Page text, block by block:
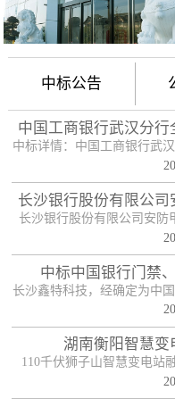
中标公告
中国工商银行武汉分
中标详情：中国工商银行武
目（项目编号：HBZTH-
定贵单位为本项目2包
长沙银行股份有限公
目
长沙银行股份有限公司安防
号：0646-204HNGL500）
的中标人。包一采购内容为
锁安全门；3、自助银行
钢）；5、钢化玻璃自动感应
行专用防盗
中标中国银行门禁
长沙鑫特科技，经确定为中
禁、指纹考勤、访客系
湖南衡阳智慧变
110千伏狮子山智慧变电站
术，是设备侧电力物联网建